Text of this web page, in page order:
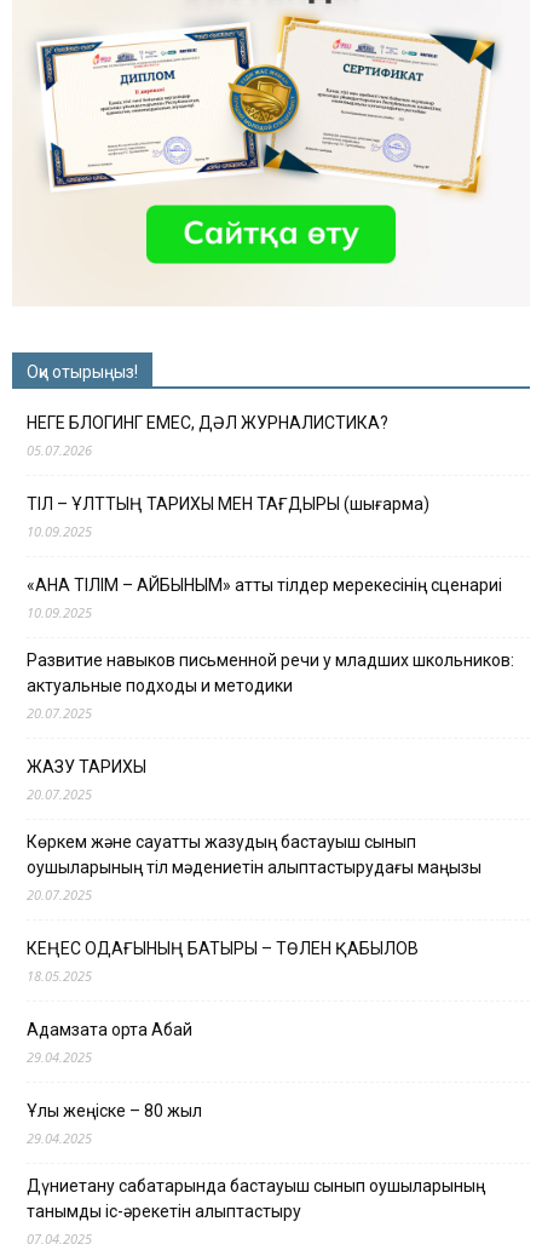
Оқи отырыңыз!
НЕГЕ БЛОГИНГ ЕМЕС, ДӘЛ ЖУРНАЛИСТИКА?
05.07.2026
ТІЛ – ҰЛТТЫҢ ТАРИХЫ МЕН ТАҒДЫРЫ (шығарма)
10.09.2025
«АНА ТІЛІМ – АЙБЫНЫМ» атты тілдер мерекесінің сценариі
10.09.2025
Развитие навыков письменной речи у младших школьников:
актуальные подходы и методики
20.07.2025
ЖАЗУ ТАРИХЫ
20.07.2025
Көркем және сауатты жазудың бастауыш сынып
оқушыларының тіл мәдениетін қалыптастырудағы маңызы
20.07.2025
КЕҢЕС ОДАҒЫНЫҢ БАТЫРЫ – ТӨЛЕН ҚАБЫЛОВ
18.05.2025
Адамзатқа ортақ Абай
29.04.2025
Ұлы жеңіске – 80 жыл
29.04.2025
Дүниетану сабақтарында бастауыш сынып оқушыларының
танымдық іс-әрекетін қалыптастыру
07.04.2025